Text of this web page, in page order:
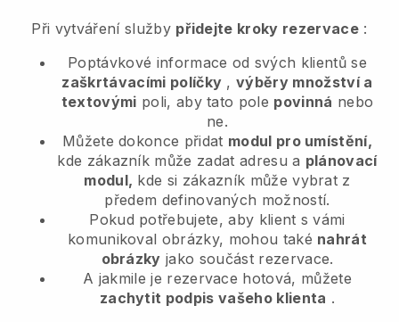
Při vytváření služby přidejte kroky rezervace:
Poptávkové informace od svých klientů se
zaškrtávacími políčky ,výběry množství a
textovými poli, aby tato pole povinná nebo
ne.
Můžete dokonce přidat modul pro umístění,
kde zákazník může zadat adresu a plánovací
modul, kde si zákazník může vybrat z
předem definovaných možností.
Pokud potřebujete, aby klient s vámi
komunikoval obrázky, mohou také nahrát
obrázky jako součást rezervace.
A jakmile je rezervace hotová, můžete
zachytit podpis vašeho klienta .